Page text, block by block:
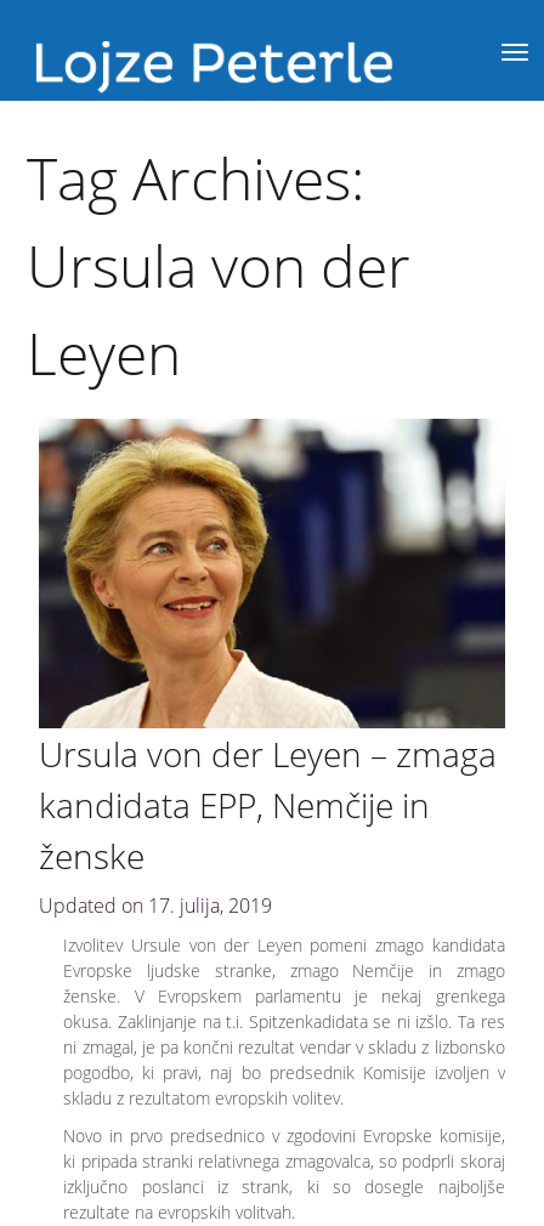
Tag Archives:
Ursula von der
Leyen
Ursula von der Leyen – zmaga
kandidata EPP, Nemčije in
ženske
Updated on 17. julija, 2019
Izvolitev Ursule von der Leyen pomeni zmago kandidata
Evropske ljudske stranke, zmago Nemčije in zmago
ženske. V Evropskem parlamentu je nekaj grenkega
okusa. Zaklinjanje na t.i. Spitzenkadidata se ni izšlo. Ta res
ni zmagal, je pa končni rezultat vendar v skladu z lizbonsko
pogodbo, ki pravi, naj bo predsednik Komisije izvoljen v
skladu z rezultatom evropskih volitev.
Novo in prvo predsednico v zgodovini Evropske komisije,
ki pripada stranki relativnega zmagovalca, so podprli skoraj
izključno poslanci iz strank, ki so dosegle najboljše
rezultate na evropskih volitvah.